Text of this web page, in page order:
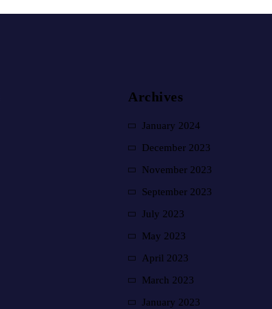
Archives
January 2024
December 2023
November 2023
September 2023
July 2023
May 2023
April 2023
March 2023
January 2023